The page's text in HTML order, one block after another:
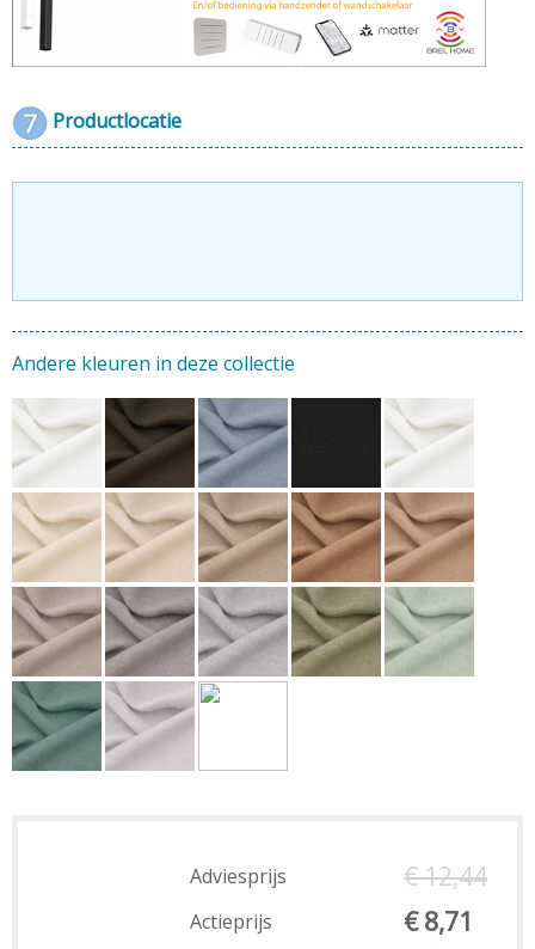
Productlocatie
Andere kleuren in deze collectie
Adviesprijs € 12,44
Actieprijs € 8,71